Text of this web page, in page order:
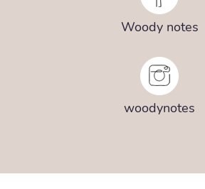
Woody notes
woodynotes